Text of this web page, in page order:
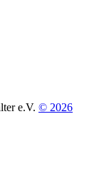
e.V. © 2026